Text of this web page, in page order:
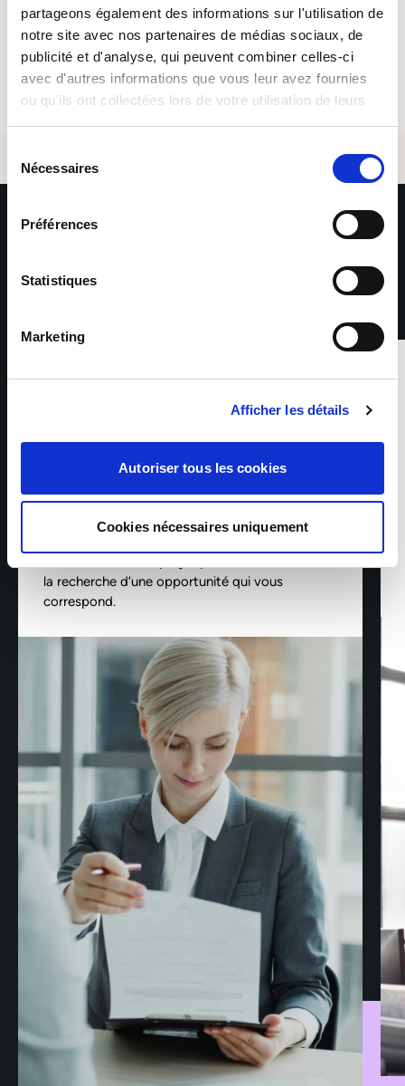
partageons également des informations sur l'utilisation de
notre site avec nos partenaires de médias sociaux, de
publicité et d'analyse, qui peuvent combiner celles-ci
avec d'autres informations que vous leur avez fournies
ou qu'ils ont collectées lors de votre utilisation de leurs
Nécessaires
Préférences
Statistiques
Marketing
Afficher les détails
Autoriser tous les cookies
Cookies nécessaires uniquement
Postuler
Envoyer
*Les informations collectées par Sofitex via ce formulaire
font l’objet d’un traitement informatisé ayant pour finalité la
informations marquées d’un astérisque sont obligatoires –
leur non-renseignement entraîne l’impossibilité de traiter la
demande. Ces informations sont exclusivement destinées
sous-traitants intervenant dans le cadre de la prestation.
Les données sont conservées pendant les durées
telles que précisées dans notre Politique de protection des
données. Conformément au Règlement (UE) 2016/679
adressant votre demande accompagnée d’une pièce
1 sur 4
AVANT L’EMBAUCHE
Un échange personnalisé pour comprendre
votre parcours, vos compétences et vos
la recherche d’une opportunité qui vous
correspond.